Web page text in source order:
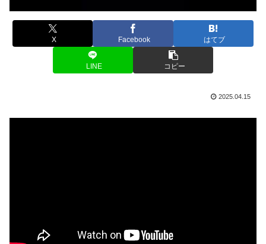
X Facebook はてブ
LINE コピー
2025.04.15